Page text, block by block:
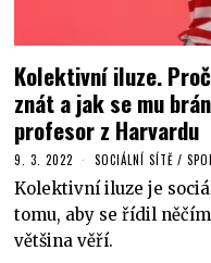
Kolektivní iluze.
znát a jak se mu
profesor z Harvardu
9. 3. 2022 SOCIÁLNÍ SÍTĚ /
Kolektivní iluze je
tomu, aby se řídil
většina věří.